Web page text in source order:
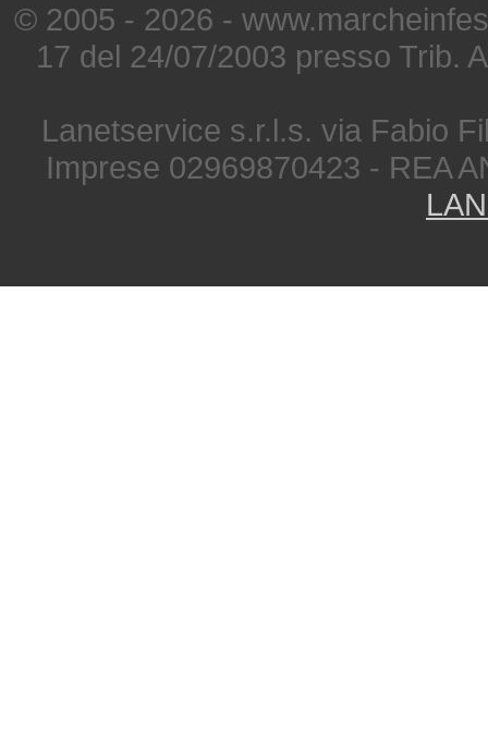
© 2005 - 2026 -
17 del 24/07/2003 presso Trib.
Lanetservice s.r.l.s. via Fabio
Imprese 02969870423 - REA